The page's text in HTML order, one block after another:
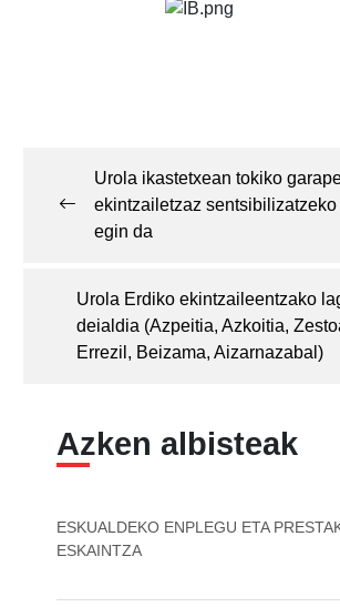
Urola ikastetxean tokiko
ekintzailetzaz
egin da
Urola Erdiko ekintzaileentzako
deialdia (Azpeitia, Azkoitia,
Errezil, Beizama, Aizarnazabal)
Azken albisteak
ESKUALDEKO ENPLEGU ETA
ESKAINTZA